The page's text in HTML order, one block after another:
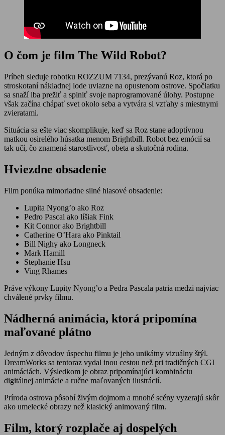
O čom je film The Wild Robot?
Príbeh sleduje robotku ROZZUM 7134, prezývanú Roz, ktorá po
stroskotaní nákladnej lode uviazne na opustenom ostrove. Spočiatku
sa snaží iba prežiť a splniť svoje naprogramované úlohy. Postupne
však začína chápať svet okolo seba a vytvára si vzťahy s miestnymi
zvieratami.
Situácia sa ešte viac skomplikuje, keď sa Roz stane adoptívnou
matkou osirelého húsatka menom Brightbill. Robot bez emócií sa
tak učí, čo znamená starostlivosť, obeta a skutočná rodina.
Hviezdne obsadenie
Film ponúka mimoriadne silné hlasové obsadenie:
Lupita Nyong’o ako Roz
Pedro Pascal ako líšiak Fink
Kit Connor ako Brightbill
Catherine O’Hara ako Pinktail
Bill Nighy ako Longneck
Mark Hamill
Stephanie Hsu
Ving Rhames
Práve výkony Lupity Nyong’o a Pedra Pascala patria medzi najviac
chválené prvky filmu.
Nádherná animácia, ktorá pripomína
maľované plátno
Jedným z dôvodov úspechu filmu je jeho unikátny vizuálny štýl.
DreamWorks sa tentoraz vydal inou cestou než pri tradičných CGI
animáciách. Výsledkom je obraz pripomínajúci kombináciu
digitálnej animácie a ručne maľovaných ilustrácií.
Príroda ostrova pôsobí živým dojmom a mnohé scény vyzerajú skôr
ako umelecké obrazy než klasický animovaný film.
Film, ktorý rozplače aj dospelých